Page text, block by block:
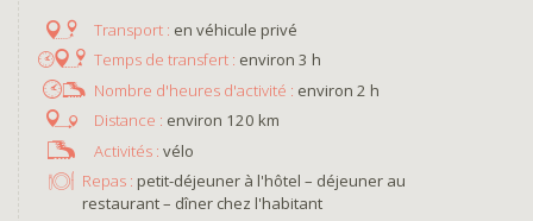
en véhicule privé
environ 3 h
environ 2 h
environ 120 km
vélo
Repas : petit-déjeuner à l'hôtel – déjeuner au
restaurant – dîner chez l'habitant